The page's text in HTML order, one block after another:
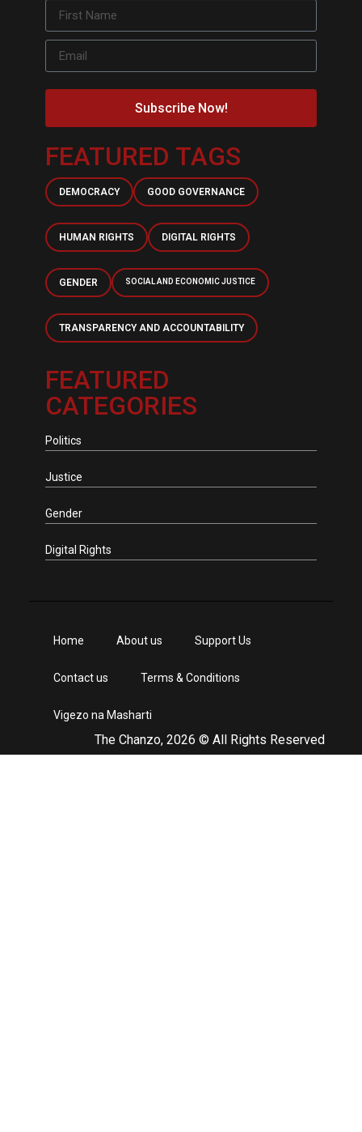
Subscribe Now!
FEATURED TAGS
DEMOCRACY GOOD GOVERNANCE
HUMAN RIGHTS DIGITAL RIGHTS
GENDER SOCIAL AND ECONOMIC JUSTICE
TRANSPARENCY AND ACCOUNTABILITY
FEATURED
CATEGORIES
Politics
Justice
Gender
Digital Rights
The Chanzo, 2026 © All Rights Reserved
Home About us Support Us
Contact us Terms & Conditions
Vigezo na Masharti